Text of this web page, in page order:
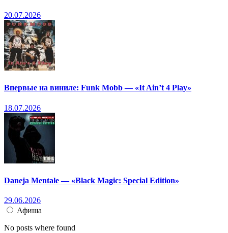
20.07.2026
Впервые на виниле: Funk Mobb — «It Ain’t 4 Play»
18.07.2026
Daneja Mentale — «Black Magic: Special Edition»
29.06.2026
Афиша
No posts where found